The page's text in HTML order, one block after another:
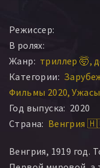
Режиссер:
В ролях:
Жанр: триллер 🤯
Категории:
Фильмы 2020 Ужасы
Год выпуска: 2020
Страна: Венгрия
Венгрия, 1919 год.